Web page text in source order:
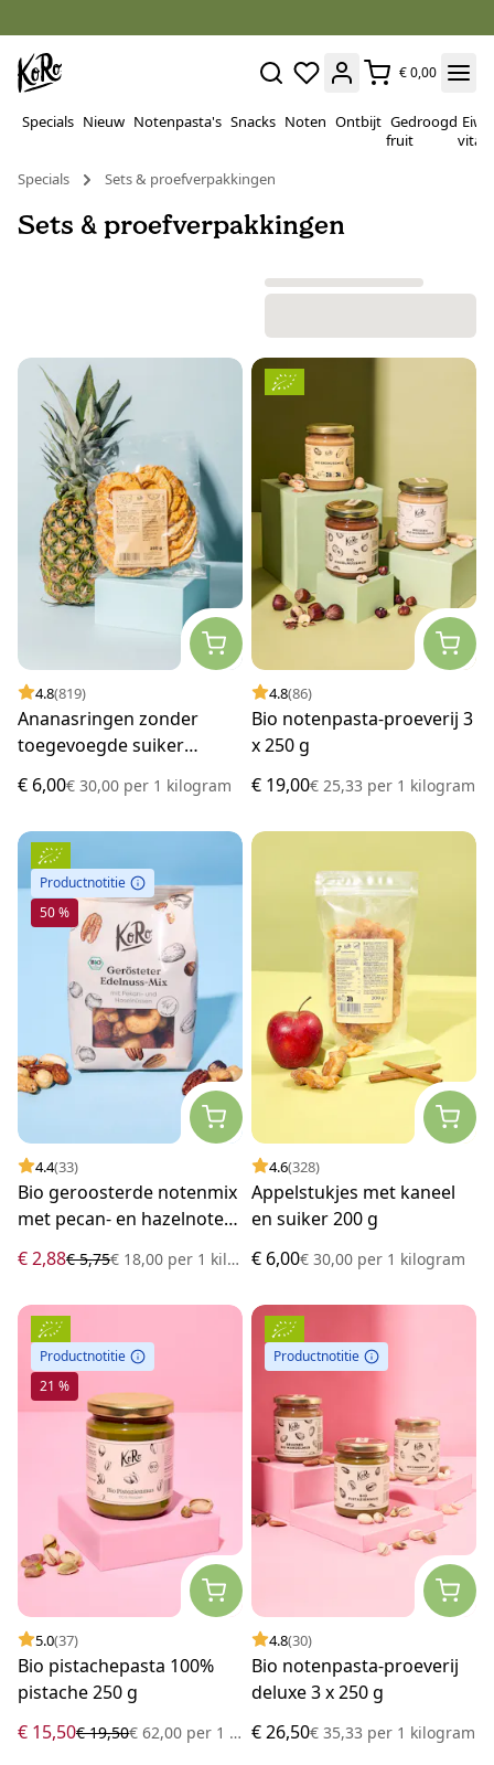
€ 0,00
Specials Nieuw Notenpasta's Snacks Noten Ontbijt Gedroogd
fruit
Specials
Sets & proefverpakkingen
Sets & proefverpakkingen
4.8(819)
Ananasringen zonder
toegevoegde suiker
€ 6,00€ 30,00 per 1 kilogram
4.8(86)
Bio notenpasta-proeverij 3
x 250 g
€ 19,00€ 25,33 per 1 kilogram
Productnotitie
50 %
4.4(33)
Bio geroosterde notenmix
met pecan- en hazelnoten
€ 2,88€ 5,75€ 18,00 per 1 kilogram
4.6(328)
Appelstukjes met kaneel
en suiker 200 g
€ 6,00€ 30,00 per 1 kilogram
Productnotitie
21 %
5.0(37)
Bio pistachepasta 100%
pistache 250 g
€ 15,50€ 19,50€ 62,00 per 1 kilogram
Productnotitie
4.8(30)
Bio notenpasta-proeverij
deluxe 3 x 250 g
€ 26,50€ 35,33 per 1 kilogram